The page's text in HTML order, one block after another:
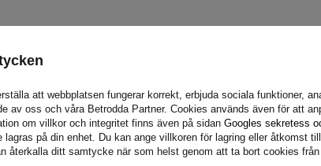
med gummirullar,
och mjukare stötdämpning
effektivt. Jämfört med
dämpning av
att webbplatsen fungerar korrekt, erbjuda sociala funktioner,
av oss och våra Betrodda Partner. Cookies används även för att
om villkor och integritet finns även på sidan Googles sekretess
lagras på din enhet. Du kan ange villkoren för lagring eller åtkomst
återkalla ditt samtycke när som helst genom att ta bort cookies